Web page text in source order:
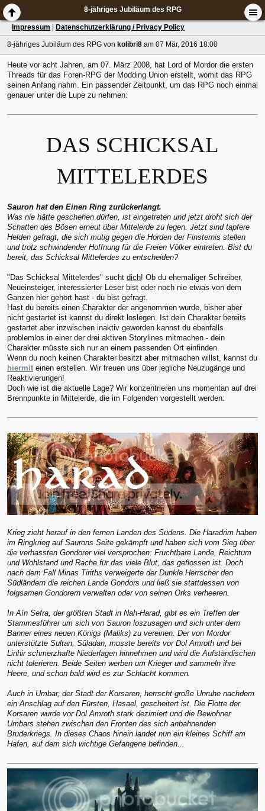
8-jähriges Jubiläum des RPG
Impressum Datenschutzerklärung / Privacy Policy
8-jähriges Jubiläum des RPG von kolibri8 am 07 Mär, 2016 18:00
Heute vor acht Jahren, am 07. März 2008, hat Lord of Mordor die ersten
Threads für das Foren-RPG der Modding Union erstellt, womit das RPG
seinen Anfang nahm. Ein passender Zeitpunkt, um das RPG noch einmal
genauer unter die Lupe zu nehmen:
DAS SCHICKSAL
MITTELERDES
Sauron hat den Einen Ring zurückerlangt.
Was nie hätte geschehen dürfen, ist eingetreten und jetzt droht sich der
Schatten des Bösen erneut über Mittelerde zu legen. Jetzt sind tapfere
Helden gefragt, die sich mutig gegen die Horden der Finsternis stellen
und trotz schwindender Hoffnung für die Freien Völker eintreten. Bist du
bereit, das Schicksal Mittelerdes zu entscheiden?
"Das Schicksal Mittelerdes" sucht dich! Ob du ehemaliger Schreiber,
Neueinsteiger, interessierter Leser bist oder noch nie etwas von dem
Ganzen hier gehört hast - du bist gefragt.
Hast du bereits einen Charakter der angenommen wurde, bisher aber
nicht gestartet ist kannst du direkt loslegen. Ist dein Charakter bereits
gestartet aber inzwischen inaktiv geworden kannst du ebenfalls
problemlos in einer der drei aktiven Storylines mitmachen - dein
Charakter müsste sich nur an einem passenden Ort einfinden.
Wenn du noch keinen Charakter besitzt aber mitmachen willst, kannst du
hiermit einen erstellen. Wir freuen uns über jegliche Neuzugänge und
Reaktivierungen!
Doch wie ist die aktuelle Lage? Wir konzentrieren uns momentan auf drei
Brennpunkte in Mittelerde, die im Folgenden vorgestellt werden:
Krieg zieht herauf in den fernen Landen des Südens. Die Haradrim haben
im Ringkrieg auf Saurons Seite gekämpft und haben sich vom Sieg über
die verhassten Gondorer viel versprochen: Fruchtbare Lande, Reichtum
und Wohlstand und Rache für das viele Blut, das geflossen ist. Doch
nach dem Fall Minas Tiriths verweigerte der Dunkle Herrscher den
Südländern die reichen Lande Gondors und ließ sie stattdessen von
folgsamen Gondorern verwalten oder von seinen Orks verheeren.
In Aín Sefra, der größten Stadt in Nah-Harad, gibt es ein Treffen der
Stammesführer um sich von Sauron loszusagen und sich unter dem
Banner eines neuen Königs (Maliks) zu vereinen. Der von Mordor
unterstützte Sultan, Sûladan, musste bereits vor Dol Amroth und bei
Linhir schmerzhafte Niederlagen hinnehmen und wird die Aufständischen
nicht tolerieren. Beide Seiten werben um Krieger und sammeln ihre
Heere, und schon bald wird es zur Schlacht kommen.
Auch in Umbar, der Stadt der Korsaren, herrscht große Unruhe nachdem
ein Anschlag auf den Fürsten, Hasael, gescheitert ist. Die Flotte der
Korsaren wurde vor Dol Amroth stark dezimiert und die Bewohner
Umbars stehen zwischen den Fronten des sich anbahnenden
Bruderkriegs. In dieses Chaos hinein landet nun ein kleines Schiff am
Hafen, auf dem sich wichtige Gefangene befinden...